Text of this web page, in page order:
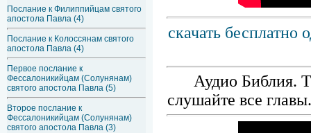
Послание к Филиппийцам святого
апостола Павла (4)
Послание к Колоссянам святого
апостола Павла (4)
Первое послание к
Фессалоникийцам (Солунянам)
святого апостола Павла (5)
Второе послание к
Фессалоникийцам (Солунянам)
святого апостола Павла (3)
скачать
Аудио Библия.
слушайте все